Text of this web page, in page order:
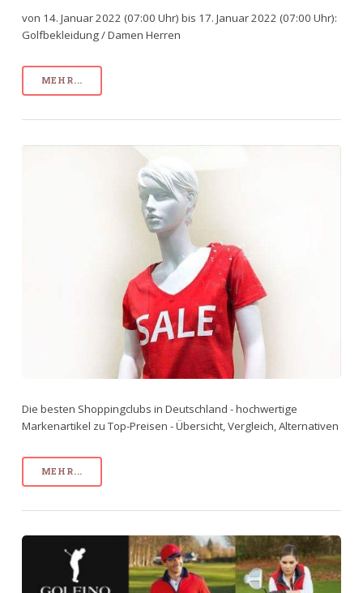
von 14. Januar 2022 (07:00 Uhr) bis 17. Januar 2022 (07:00 Uhr):
Golfbekleidung / Damen Herren
MEHR...
Die besten Shoppingclubs in Deutschland - hochwertige
Markenartikel zu Top-Preisen - Übersicht, Vergleich, Alternativen
MEHR...